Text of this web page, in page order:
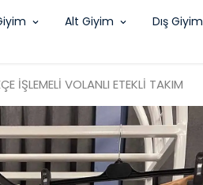
Alt Giyim Dış Giyim
İŞLEMELİ VOLANLI ETEKLİ TAKIM